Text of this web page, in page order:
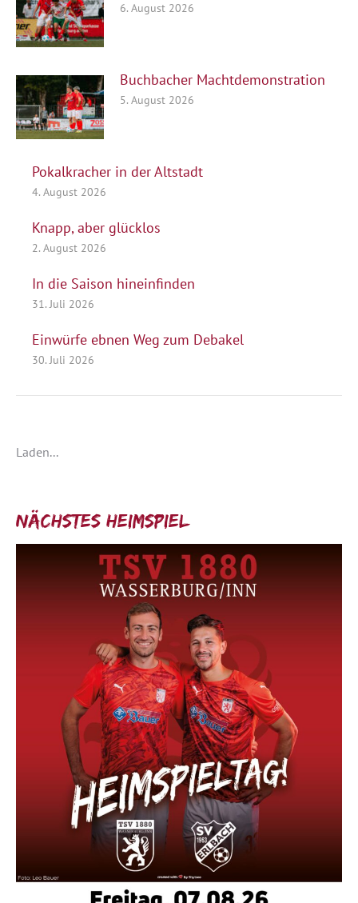
6. August 2026
Buchbacher Machtdemonstration
5. August 2026
Pokalkracher in der Altstadt
4. August 2026
Knapp, aber glücklos
2. August 2026
In die Saison hineinfinden
31. Juli 2026
Einwürfe ebnen Weg zum Debakel
30. Juli 2026
Laden...
Nächstes Heimspiel